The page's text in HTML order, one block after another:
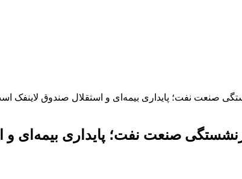
صنعت نفت؛ پایداری بیمه‌ای و استقلال صندوق لاینفک
صنعت نفت؛ پایداری بیمه‌ای